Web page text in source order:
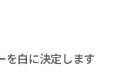
を白に決定します